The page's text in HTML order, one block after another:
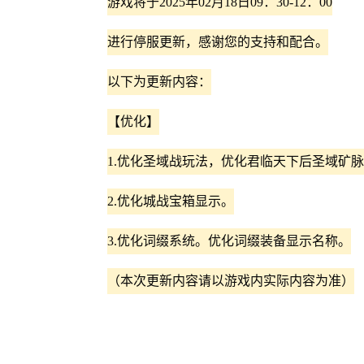
进行停服更新，感谢您的支持和配合。
以下为更新内容：
【优化】
1.优化圣域战玩法，优化君临天下后圣域矿脉
2.优化城战宝箱显示。
3.优化词缀系统。优化词缀装备显示名称。
（本次更新内容请以游戏内实际内容为准）